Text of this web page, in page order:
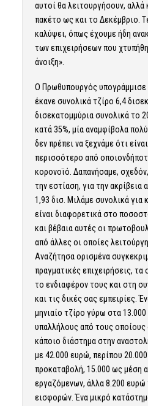
αυτοί θα λειτουργήσουν, αλλά
πακέτο ως και το Δεκέμβριο.
καλύψει, όπως έχουμε ήδη
των επιχειρήσεων που
άνοιξη».
O Πρωθυπουργός
έκανε συνολικά τζίρο 6,4
δισεκατομμύρια συνολικά το
κατά 35%, μία αναμφίβολα
δεν πρέπει να ξεχνάμε ότι
περισσότερο από
κορονοϊό. Δαπανήσαμε,
την εστίαση, για την ακρίβεια
1,93 δισ. Μιλάμε συνολικά για
είναι διαφορετικά στο
και βέβαια αυτές οι
από άλλες οι οποίες
Αναζήτησα ορισμένα
πραγματικές επιχειρήσεις,
το ενδιαφέρον τους και στη
και τις δικές σας εμπειρίες.
μηνιαίο τζίρο γύρω στα
υπαλλήλους από τους οποίους
κάποιο διάστημα στην
με 42.000 ευρώ, περίπου
προκαταβολή, 15.000 ως μέση
εργαζόμενων, άλλα 8.200 ευρώ
εισφορών. Ένα μικρό